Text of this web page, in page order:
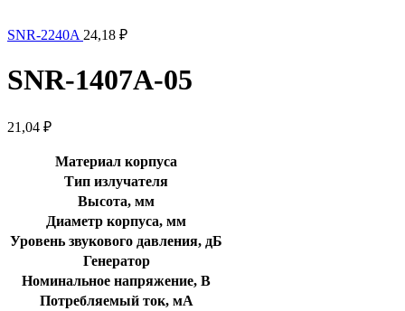
SNR-2240A 24,18 ₽
SNR-1407A-05
21,04 ₽
Материал корпуса
Тип излучателя
Высота, мм
Диаметр корпуса, мм
Уровень звукового давления, дБ
Генератор
Номинальное напряжение, В
Потребляемый ток, мА